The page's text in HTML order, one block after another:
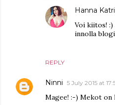
REPLY
Hanna
Voi kiitos! :)
innolla
Ninni 5 July 2015 at
Magee! :-) Mekot on